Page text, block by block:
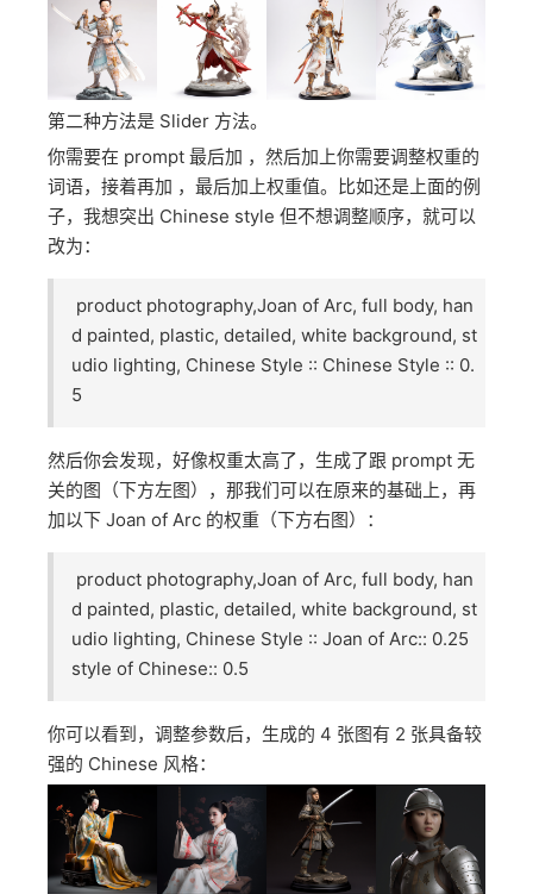
调整下顺序，效果就大不一样，所以各位不要迷信所谓
的 prompt 模板，多试试。
第二种方法是 Slider 方法。
你需要在 prompt 最后加 ，然后加上你需要调整权重的
词语，接着再加 ，最后加上权重值。比如还是上面的例
子，我想突出 Chinese style 但不想调整顺序，就可以
改为：
product photography,Joan of Arc, full body, han
d painted, plastic, detailed, white background, st
5
然后你会发现，好像权重太高了，生成了跟 prompt 无
关的图（下方左图），那我们可以在原来的基础上，再
加以下 Joan of Arc 的权重（下方右图）：
product photography,Joan of Arc, full body, han
d painted, plastic, detailed, white background, st
udio lighting, Chinese Style :: Joan of Arc:: 0.25
style of Chinese:: 0.5